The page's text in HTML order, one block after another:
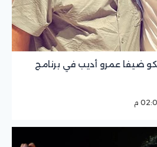
ضيفا عمرو أديب في برنامج